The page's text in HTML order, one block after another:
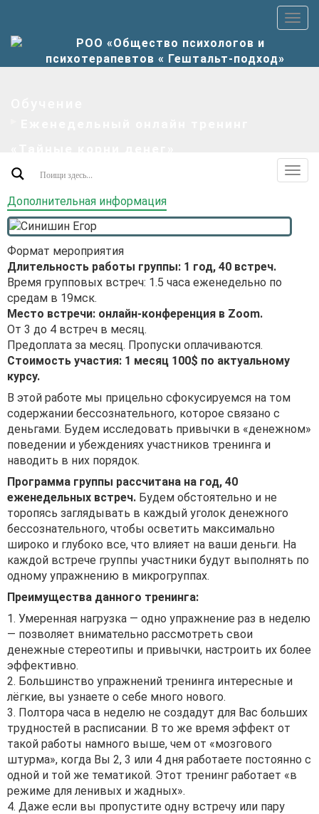
Дополнительная информация
Формат мероприятия
Длительность работы группы: 1 год, 40 встреч.
Время групповых встреч: 1.5 часа еженедельно по
средам в 19мск.
Место встречи: онлайн-конференция в Zoom.
От 3 до 4 встреч в месяц.
Предоплата за месяц. Пропуски оплачиваются.
Стоимость участия: 1 месяц 100$ по актуальному
курсу.
В этой работе мы прицельно сфокусируемся на том
содержании бессознательного, которое связано с
деньгами. Будем исследовать привычки в «денежном»
поведении и убеждениях участников тренинга и
наводить в них порядок.
Программа группы рассчитана на год, 40
еженедельных встреч. Будем обстоятельно и не
торопясь заглядывать в каждый уголок денежного
бессознательного, чтобы осветить максимально
широко и глубоко все, что влияет на ваши деньги. На
каждой встрече группы участники будут выполнять по
одному упражнению в микрогруппах.
Преимущества данного тренинга:
1. Умеренная нагрузка — одно упражнение раз в неделю
— позволяет внимательно рассмотреть свои
денежные стереотипы и привычки, настроить их более
эффективно.
2. Большинство упражнений тренинга интересные и
лёгкие, вы узнаете о себе много нового.
3. Полтора часа в неделю не создадут для Вас больших
трудностей в расписании. В то же время эффект от
такой работы намного выше, чем от «мозгового
штурма», когда Вы 2, 3 или 4 дня работаете постоянно с
одной и той же тематикой. Этот тренинг работает «в
режиме для ленивых и жадных».
4. Даже если вы пропустите одну встречу или пару